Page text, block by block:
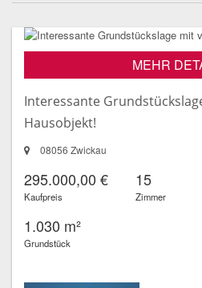
MEHR
Interessante
Hausobjekt!
08056 Zwickau
295.000,00 €
Kaufpreis
15
Zimmer
1.030 m²
Grundstück